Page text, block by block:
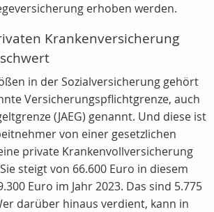
erhoben werden.
Krankenversicherung
in der Sozialversicherung gehört
Versicherungspflichtgrenze, auch
(JAEG) genannt. Und diese ist
von einer gesetzlichen
private Krankenvollversicherung
steigt von 66.600 Euro in diesem
Euro im Jahr 2023. Das sind 5.775
darüber hinaus verdient, kann in